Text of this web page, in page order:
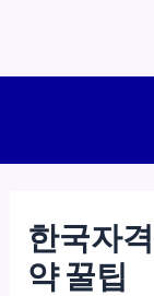
한국자
약 꿀팁